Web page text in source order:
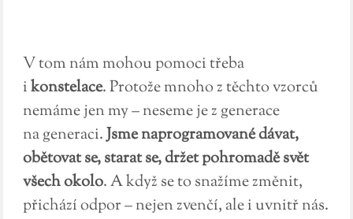
V tom nám mohou pomoci třeba
ikonstelace. Protože mnoho z těchto vzorců
nemáme jen my – neseme je z generace
na generaci.Jsme naprogramované dávat,
obětovat se, starat se, držet pohromadě svět
všech okolo. A když se to snažíme změnit,
přichází odpor – nejen zvenčí, ale i uvnitř nás.